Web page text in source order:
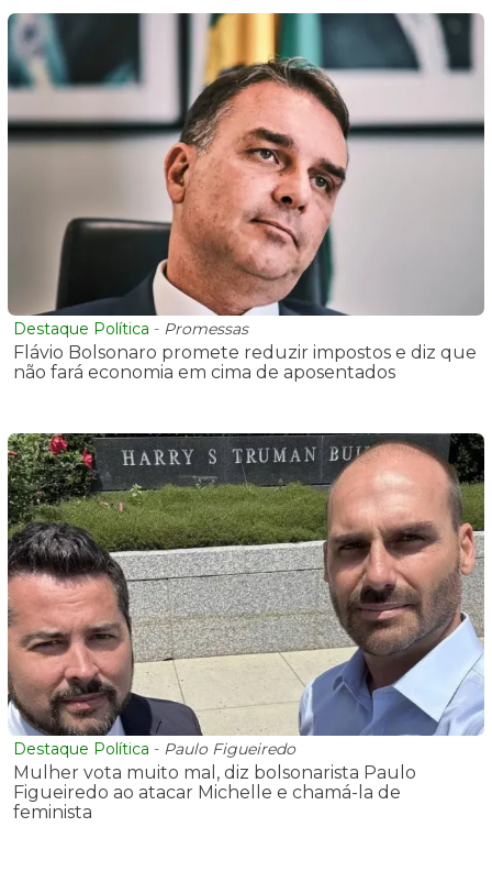
Destaque Política - Promessas
Flávio Bolsonaro promete reduzir impostos e diz que
não fará economia em cima de aposentados
Destaque Política - Paulo Figueiredo
Mulher vota muito mal, diz bolsonarista Paulo
Figueiredo ao atacar Michelle e chamá-la de
feminista